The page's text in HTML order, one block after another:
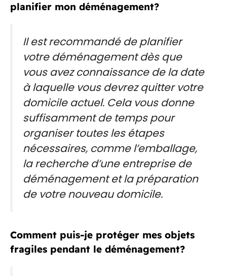
planifier mon déménagement?
Il est recommandé de planifier
votre déménagement dès que
vous avez connaissance de la date
à laquelle vous devrez quitter votre
domicile actuel. Cela vous donne
suffisamment de temps pour
organiser toutes les étapes
nécessaires, comme l’emballage,
la recherche d’une entreprise de
déménagement et la préparation
de votre nouveau domicile.
Comment puis-je protéger mes objets
fragiles pendant le déménagement?